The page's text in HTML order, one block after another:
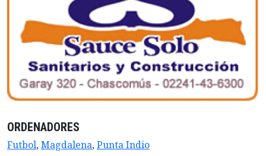
ORDENADORES
Futbol,Magdalena,Punta Indio